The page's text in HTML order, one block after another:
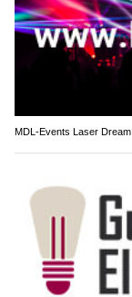
MDL-Events Laser